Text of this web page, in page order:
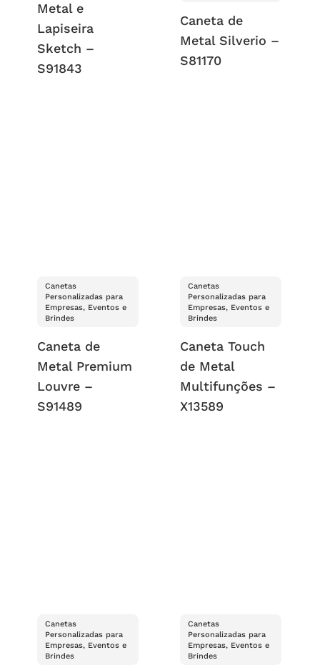
Metal e
Lapiseira
Sketch –
S91843
Caneta de
Metal Silverio –
S81170
Canetas
Personalizadas para
Empresas, Eventos e
Brindes
Caneta de
Metal Premium
Louvre –
S91489
Canetas
Personalizadas para
Empresas, Eventos e
Brindes
Caneta Touch
de Metal
Multifunções –
X13589
Canetas
Personalizadas para
Empresas, Eventos e
Brindes
Canetas
Personalizadas para
Empresas, Eventos e
Brindes